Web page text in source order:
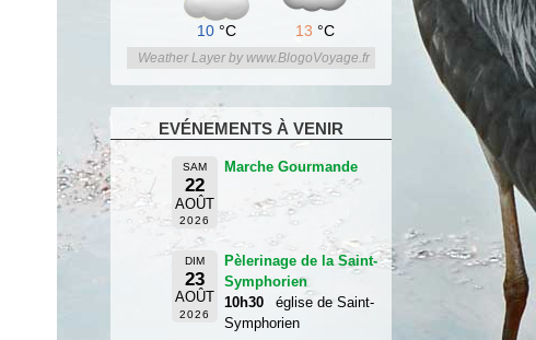
10 °C 13 °C
Weather Layer by www.BlogoVoyage.fr
EVÉNEMENTS À VENIR
SAM
22
AOÛT
2026
Marche Gourmande
DIM
23
AOÛT
2026
Pèlerinage de la Saint-
Symphorien
10h30
église de Saint-
Symphorien